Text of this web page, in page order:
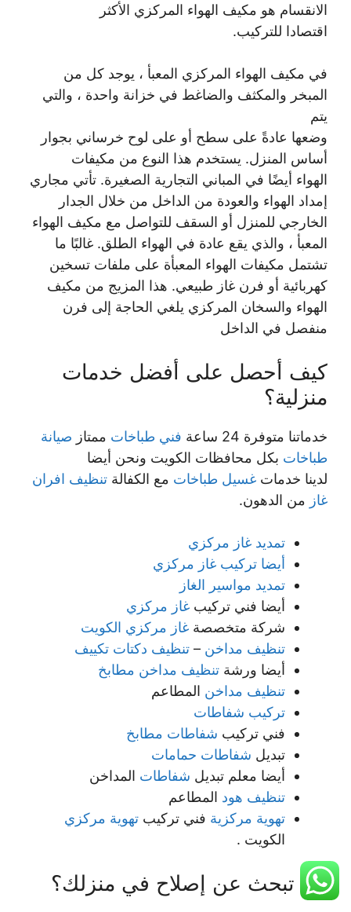
الانقسام هو مكيف الهواء المركزي الأكثر
اقتصادا للتركيب.
في مكيف الهواء المركزي المعبأ ، يوجد كل من
المبخر والمكثف والضاغط في خزانة واحدة ، والتي
يتم
وضعها عادةً على سطح أو على لوح خرساني بجوار
أساس المنزل. يستخدم هذا النوع من مكيفات
الهواء أيضًا في المباني التجارية الصغيرة. تأتي مجاري
إمداد الهواء والعودة من الداخل من خلال الجدار
الخارجي للمنزل أو السقف للتواصل مع مكيف الهواء
المعبأ ، والذي يقع عادة في الهواء الطلق. غالبًا ما
تشتمل مكيفات الهواء المعبأة على ملفات تسخين
كهربائية أو فرن غاز طبيعي. هذا المزيج من مكيف
الهواء والسخان المركزي يلغي الحاجة إلى فرن
منفصل في الداخل
كيف أحصل على أفضل خدمات
منزلية؟
خدماتنا متوفرة 24 ساعة فني طباخات ممتاز صيانة
طباخات بكل محافظات الكويت ونحن أيضا
لدينا خدمات غسيل طباخات مع الكفالة تنظيف افران
غاز من الدهون.
تمديد غاز مركزي
أيضا تركيب غاز مركزي
تمديد مواسير الغاز
أيضا فني تركيب غاز مركزي
شركة متخصصة غاز مركزي الكويت
تنظيف مداخن – تنظيف دكتات تكييف
أيضا ورشة تنظيف مداخن مطابخ
تنظيف مداخن المطاعم
تركيب شفاطات
فني تركيب شفاطات مطابخ
تبديل شفاطات حمامات
أيضا معلم تبديل شفاطات المداخن
تنظيف هود المطاعم
تهوية مركزية فني تركيب تهوية مركزي
الكويت .
هل تبحث عن إصلاح في منزلك؟